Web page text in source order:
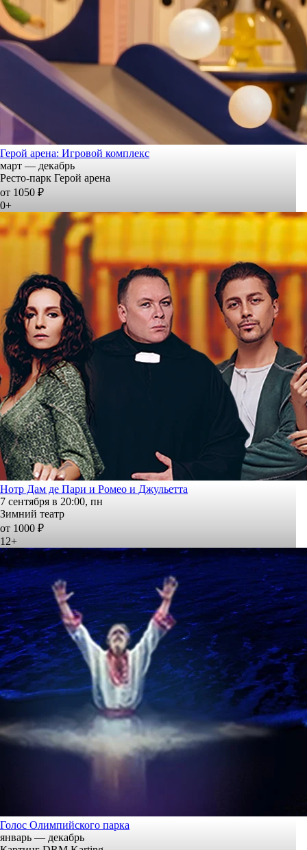
Герой арена: Игровой комплекс
март — декабрь
Ресто-парк Герой арена
от 1050 ₽
0+
Нотр Дам де Пари и Ромео и Джульетта
7 сентября в 20:00, пн
Зимний театр
от 1000 ₽
12+
Голос Олимпийского парка
январь — декабрь